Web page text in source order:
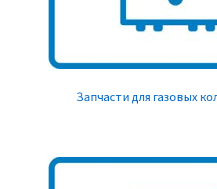
Запчасти для газовых